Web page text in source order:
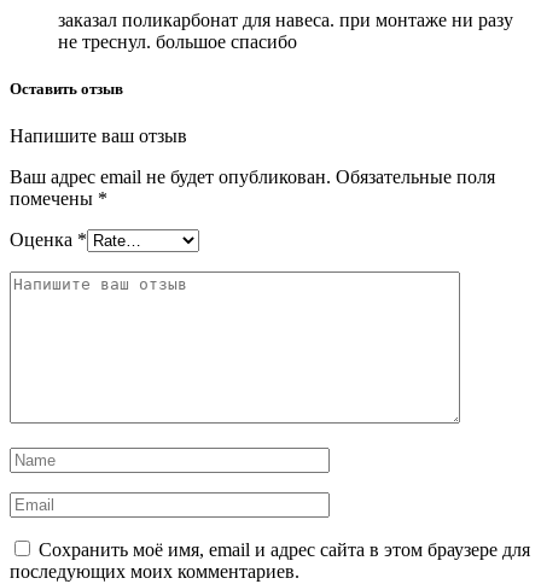
заказал поликарбонат для навеса. при монтаже ни разу
не треснул. большое спасибо
Оставить отзыв
Напишите ваш отзыв
Ваш адрес email не будет опубликован. Обязательные поля
помечены *
Оценка *
Сохранить моё имя, email и адрес сайта в этом браузере для
последующих моих комментариев.